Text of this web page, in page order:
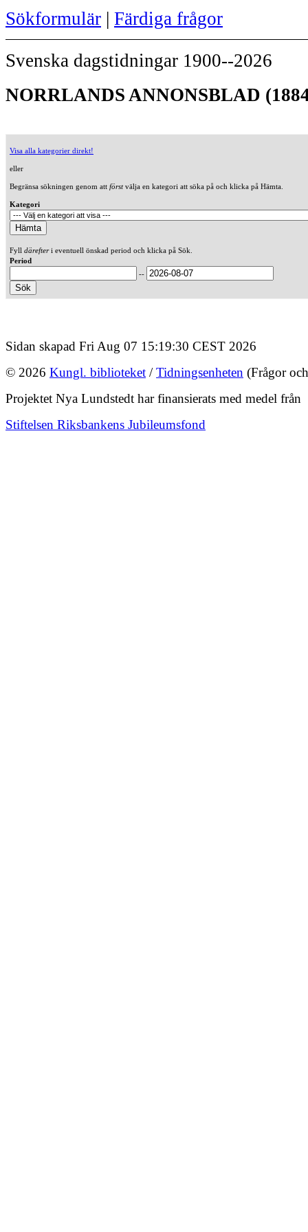
Sökformulär | Färdiga frågor
Svenska dagstidningar 1900--2026
NORRLANDS ANNONSBLAD
Visa alla kategorier direkt!
eller
Begränsa sökningen genom att förstvälja en kategori att söka på och klicka på Hämta.
Kategori
Fyll därefteri eventuell önskad period och klicka på Sök.
Period
--
Sidan skapad Fri Aug 07 15:19:30 CEST 2026
© 2026 Kungl. biblioteket /Tidningsenheten (Frågor
Projektet Nya Lundstedt har finansierats med medel från
Stiftelsen Riksbankens Jubileumsfond